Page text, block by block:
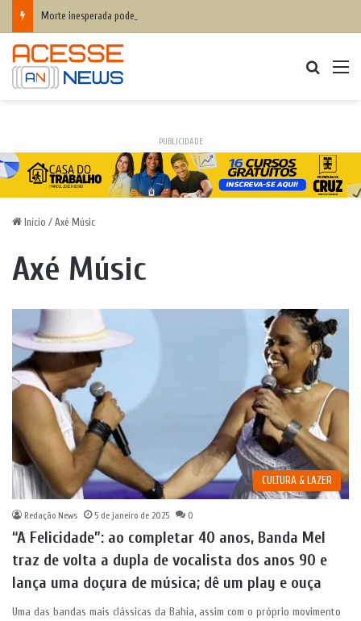
Morte inesperada pode agravar desequilíbrio financeiro das famílias
PUBLICIDADE
Início / Axé Músic
Axé Músic
CULTURA & LAZER
Redação News 5 de janeiro de 2025 0
“A Felicidade”: ao completar 40 anos, Banda Mel
traz de volta a dupla de vocalista dos anos 90 e
lança uma doçura de música; dê um play e ouça
Uma das bandas mais clássicas da Bahia, assim com o próprio movimento